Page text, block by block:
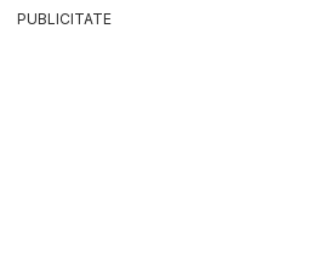
PUBLICITATE